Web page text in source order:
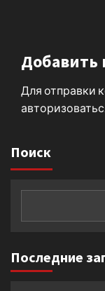
Добавить
Для отправки
Поиск
Последние